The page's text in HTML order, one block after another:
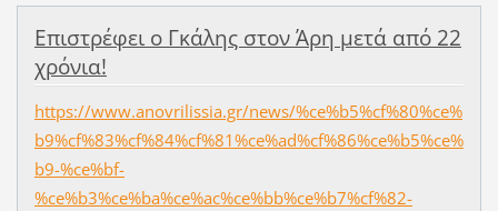
Επιστρέφει ο Γκάλης στον Άρη μετά από 22
χρόνια!
https://www.anovrilissia.gr/news/%ce%b5%cf%80%ce%
b9%cf%83%cf%84%cf%81%ce%ad%cf%86%ce%b5%ce%
b9-%ce%bf-
%ce%b3%ce%ba%ce%ac%ce%bb%ce%b7%cf%82-